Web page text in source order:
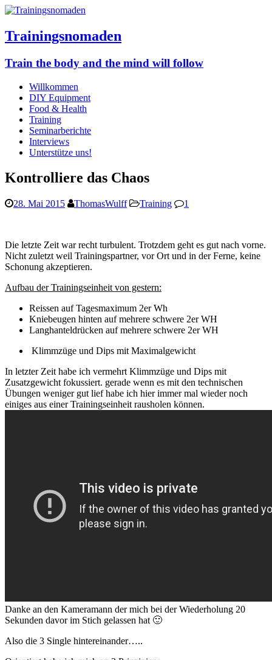
Trainingsnomaden
Train the body and the mind will follow
Willkommen
DIY Equipment
Food & Health
Training
Seminarberichte
Interviews
Unterstütze uns!
Kontrolliere das Chaos
28. Mai 2015 ThomasWulff Training 1
Die letzte Zeit war recht turbulent. Trotzdem geht es gut nach vorne.
Nicht zuletzt weil Trainingspartner, vor Ort und in der Ferne, keine
Schonung akzeptieren.
Aufbau der Trainingseinheit von gestern:
Reissen auf Tagesmaximum 2er Wh
Kniebeugen hinten auf mehrere schwere 2er WH
Langhanteldrücken auf mehrere schwere 2er WH
Klimmzüge und Dips mit Maximalgewicht
In letzter Zeit habe ich vermehrt Klimmzüge und Dips mit
Zusatzgewicht fokussiert. gerade wenn es mit den technischen
Übungen weniger gut lief habe ich hier immer mal wieder noch
einiges aus einer Trainingseinheit rausholen können.
Danke an den Kameramann der mich bei der Wiederholung 20
Sekunden davor im Stich gelassen hat 🙂
Also die 3 Single hintereinander…..